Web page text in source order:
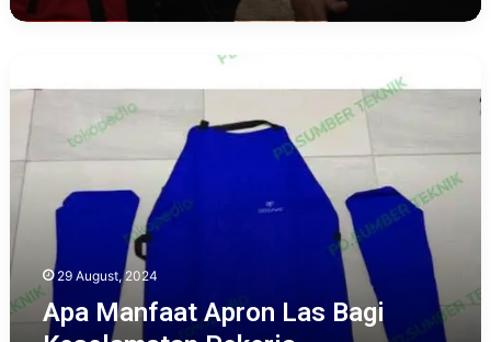
Manfaat
Bagi
Pekerja
29 August, 2024
Apa Manfaat Apron Las Bagi